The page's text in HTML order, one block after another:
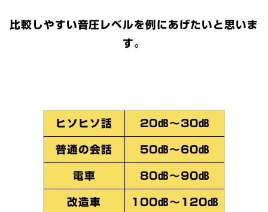
比較しやすい音圧レベルを例にあげたいと思いま
す。
ヒソヒソ話 20㏈～30㏈
普通の会話 50㏈～60㏈
電車 80㏈～90㏈
改造車 100㏈～120㏈